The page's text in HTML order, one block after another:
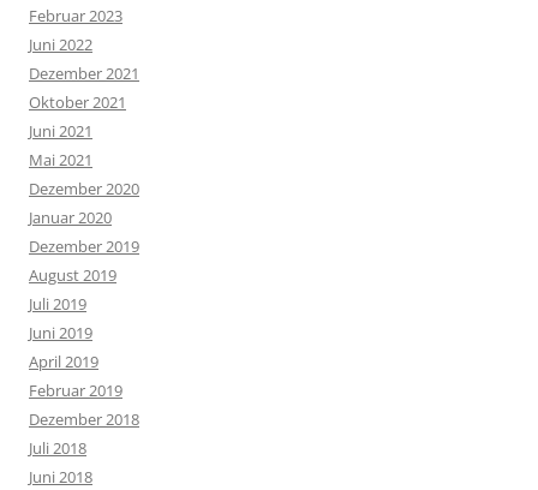
Februar 2023
Juni 2022
Dezember 2021
Oktober 2021
Juni 2021
Mai 2021
Dezember 2020
Januar 2020
Dezember 2019
August 2019
Juli 2019
Juni 2019
April 2019
Februar 2019
Dezember 2018
Juli 2018
Juni 2018